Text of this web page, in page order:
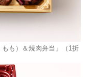
もも）＆焼肉弁当」（1折